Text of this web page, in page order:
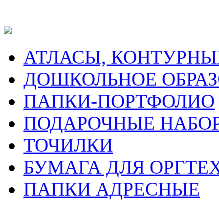
АТЛАСЫ,
ДОШКОЛЬНОЕ
ПАПКИ-ПОРТФОЛИО
ПОДАРОЧНЫЕ
ТОЧИЛКИ
БУМАГА ДЛЯ
ПАПКИ АДРЕСНЫЕ